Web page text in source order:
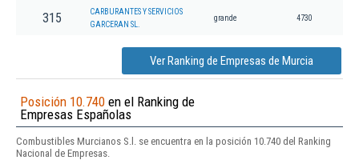
315
CARBURANTES Y SERVICIOS
GARCERAN SL.
grande 4730
Ver Ranking de Empresas de Murcia
Posición 10.740 en el Ranking de
Empresas Españolas
Combustibles Murcianos S.l. se encuentra en la posición 10.740 del Ranking
Nacional de Empresas.